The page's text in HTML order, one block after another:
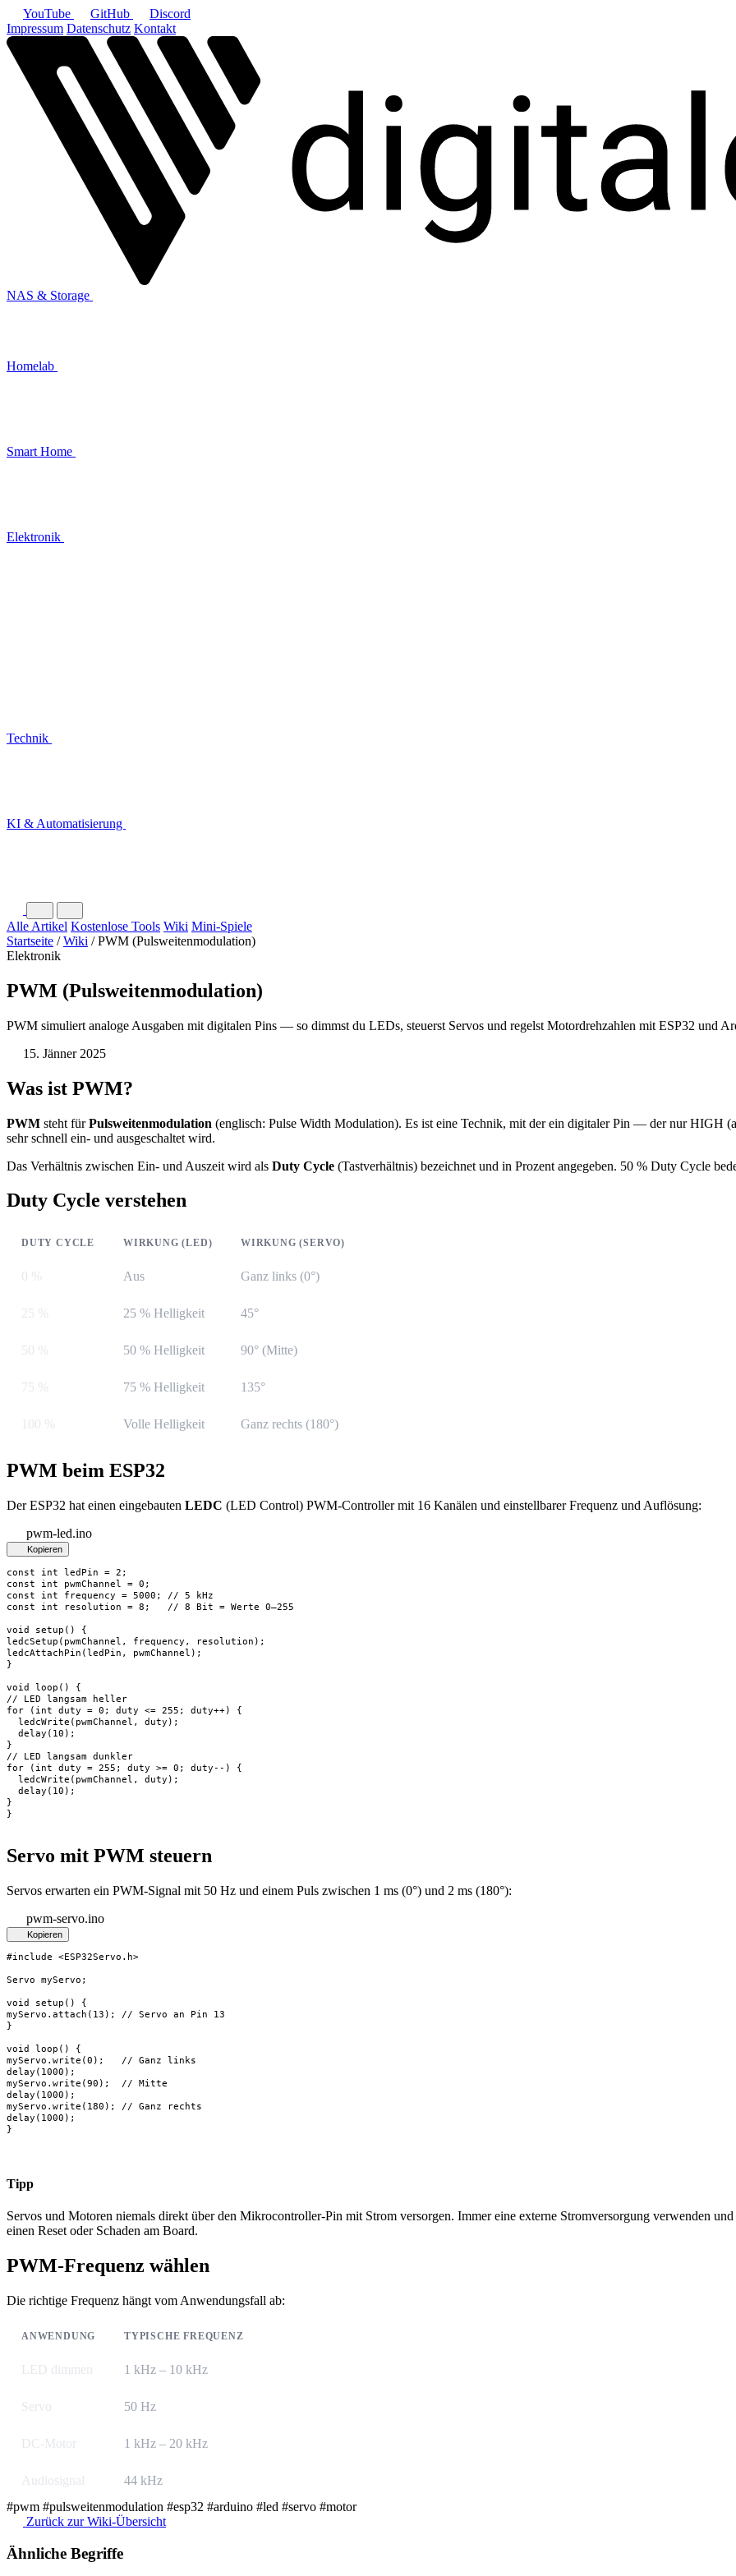
YouTube GitHub
Discord
Impressum Datenschutz Kontakt
NAS & Storage
Homelab
Smart Home
Elektronik
Technik
KI & Automatisierung
Alle Artikel Kostenlose Tools Wiki Mini-Spiele
Startseite / Wiki / PWM (Pulsweitenmodulation)
Elektronik
PWM (Pulsweitenmodulation)
PWM simuliert analoge Ausgaben mit digitalen Pins — so dimmst du LEDs, steuerst Servos und regelst Motordrehzahlen mit ESP32 und
15. Jänner 2025
Was ist PWM?
PWM steht fürPulsweitenmodulation (englisch: Pulse Width Modulation). Es ist eine Technik, mit der ein digitaler Pin — der nur HIGH
sehr schnell ein- und ausgeschaltet wird.
Das Verhältnis zwischen Ein- und Auszeit wird als Duty Cycle (Tastverhältnis) bezeichnet und in Prozent angegeben. 50 % Duty Cycle
Duty Cycle verstehen
DUTY CYCLE WIRKUNG (LED) WIRKUNG (SERVO)
0 % Aus Ganz links (0°)
25 % 25 % Helligkeit 45°
50 % 50 % Helligkeit 90° (Mitte)
75 % 75 % Helligkeit 135°
100 % Volle Helligkeit Ganz rechts (180°)
PWM beim ESP32
Der ESP32 hat einen eingebauten LEDC (LED Control) PWM-Controller mit 16 Kanälen und einstellbarer Frequenz und Auflösung:
pwm-led.ino
Kopieren
const int ledPin = 2;
const int pwmChannel = 0;
const int frequency = 5000; // 5 kHz
const int resolution = 8;   // 8 Bit = Werte 0–255
void setup() {
ledcSetup(pwmChannel, frequency, resolution);
ledcAttachPin(ledPin, pwmChannel);
}
void loop() {
// LED langsam heller
for (int duty = 0; duty <= 255; duty++) {
  ledcWrite(pwmChannel, duty);
  delay(10);
}
// LED langsam dunkler
for (int duty = 255; duty >= 0; duty--) {
  ledcWrite(pwmChannel, duty);
  delay(10);
}
}
Servo mit PWM steuern
Servos erwarten ein PWM-Signal mit 50 Hz und einem Puls zwischen 1 ms (0°) und 2 ms (180°):
pwm-servo.ino
Kopieren
#include <ESP32Servo.h>
Servo myServo;
void setup() {
myServo.attach(13); // Servo an Pin 13
}
void loop() {
myServo.write(0);   // Ganz links
delay(1000);
myServo.write(90);  // Mitte
delay(1000);
myServo.write(180); // Ganz rechts
delay(1000);
}
Tipp
Servos und Motoren niemals direkt über den Mikrocontroller-Pin mit Strom versorgen. Immer eine externe Stromversorgung verwenden
einen Reset oder Schaden am Board.
PWM-Frequenz wählen
Die richtige Frequenz hängt vom Anwendungsfall ab:
ANWENDUNG TYPISCHE FREQUENZ
LED dimmen 1 kHz – 10 kHz
Servo 50 Hz
DC-Motor 1 kHz – 20 kHz
Audiosignal
44 kHz
#pwm #pulsweitenmodulation #esp32 #arduino #led #servo #motor
Zurück zur Wiki-Übersicht
Ähnliche Begriffe